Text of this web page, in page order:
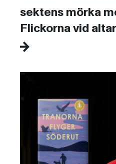
sektens mörka
Flickorna vid